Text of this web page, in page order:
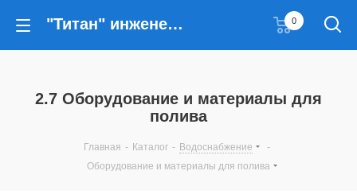
"Титан" инженерные решения 0
2.7 Оборудование и материалы для
полива
Главная - Каталог - Водоснабжение
-
Оборудование и материалы для полива